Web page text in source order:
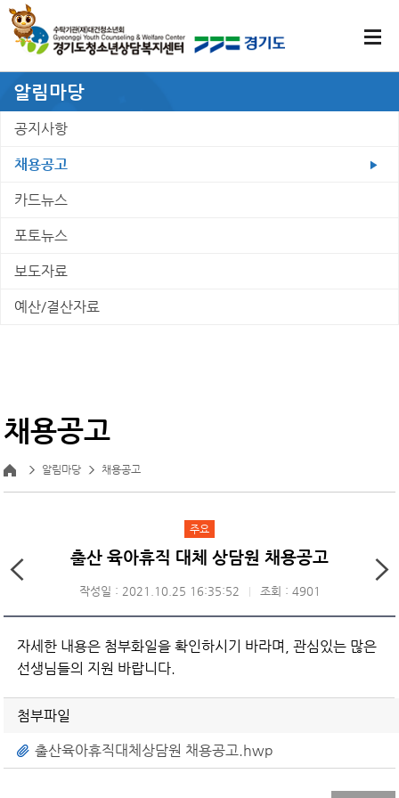
알림마당
공지사항
채용공고
카드뉴스
포토뉴스
보도자료
예산/결산자료
채용공고
알림마당 채용공고
주요
출산 육아휴직 대체 상담원 채용공고
작성일 : 2021.10.25 16:35:52 조회 : 4901
자세한 내용은 첨부화일을 확인하시기 바라며, 관심있는 많은
선생님들의 지원 바랍니다.
첨부파일
출산육아휴직대체상담원 채용공고.hwp